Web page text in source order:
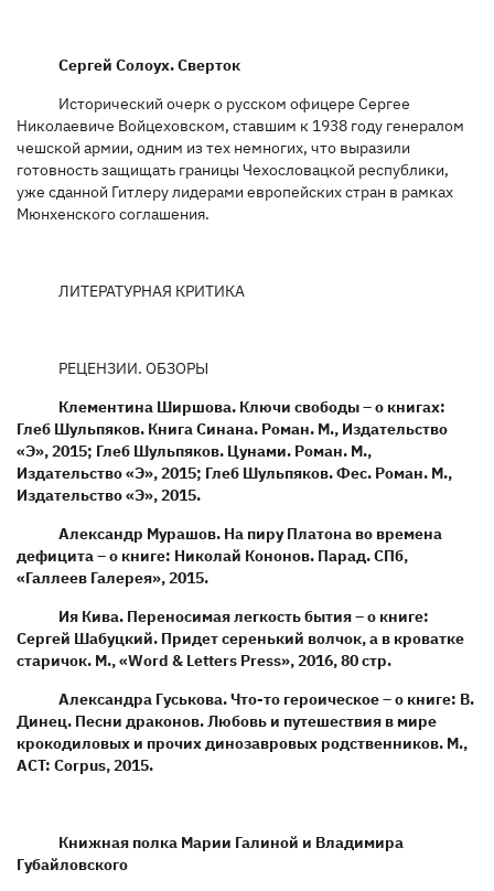
Сергей Солоух. Сверток
Исторический очерк о русском офицере Сергее
Николаевиче Войцеховском, ставшим к 1938 году генералом
чешской армии, одним из тех немногих, что выразили
готовность защищать границы Чехословацкой республики,
уже сданной Гитлеру лидерами европейских стран в рамках
Мюнхенского соглашения.
ЛИТЕРАТУРНАЯ КРИТИКА
РЕЦЕНЗИИ. ОБЗОРЫ
Клементина Ширшова. Ключи свободы – о книгах:
Глеб Шульпяков. Книга Синана. Роман. М., Издательство
«Э», 2015; Глеб Шульпяков. Цунами. Роман. М.,
Издательство «Э», 2015; Глеб Шульпяков. Фес. Роман. М.,
Издательство «Э», 2015.
Александр Мурашов. На пиру Платона во времена
дефицита – о книге: Николай Кононов. Парад. СПб,
«Галлеев Галерея», 2015.
Ия Кива. Переносимая легкость бытия – о книге:
Сергей Шабуцкий. Придет серенький волчок, а в кроватке
старичок. М., «Word & Letters Press», 2016, 80 стр.
Александра Гуськова. Что-то героическое – о книге: В.
Динец. Песни драконов. Любовь и путешествия в мире
крокодиловых и прочих динозавровых родственников. М.,
АСТ: Corpus, 2015.
Книжная полка Марии Галиной и Владимира
Губайловского